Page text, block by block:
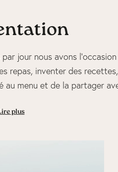
jour nous avons
repas, inventer des
menu et de la partager
plus